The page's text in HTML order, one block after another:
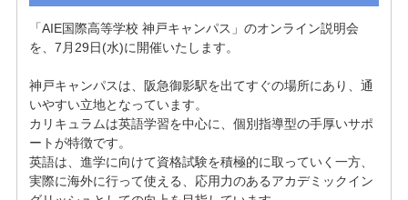
「AIE国際高等学校 神戸キャンパス」のオンライン説明会
を、7月29日(水)に開催いたします。
神戸キャンパスは、阪急御影駅を出てすぐの場所にあり、通
いやすい立地となっています。
カリキュラムは英語学習を中心に、個別指導型の手厚いサポ
ートが特徴です。
英語は、進学に向けて資格試験を積極的に取っていく一方、
実際に海外に行って使える、応用力のあるアカデミックイン